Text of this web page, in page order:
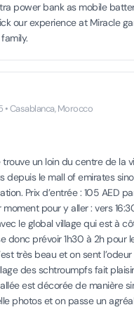
power bank as mobile
our experience at Miracle
• Casablanca, Morocco
un loin du centre de la
depuis le mall of emirates
Prix d’entrée : 105 AED
pour y aller : vers
le global village qui est à
donc prévoir 1h30 à 2h pour
très beau et on sent
des schtroumpfs fait
est décorée de manière
photos et on passe un